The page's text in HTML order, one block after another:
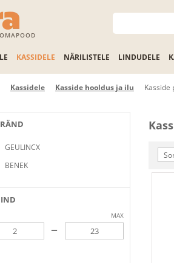
KASSIDELE NÄRILISTELE LINDUDELE
Kassidele Kasside hooldus ja ilu Kasside
GEULINCX
BENEK
MAX
–